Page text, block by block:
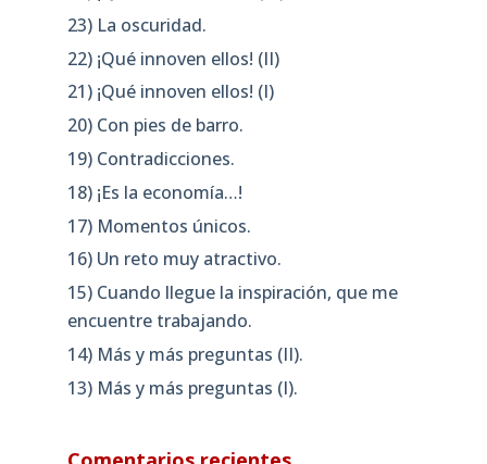
23) La oscuridad.
22) ¡Qué innoven ellos! (II)
21) ¡Qué innoven ellos! (I)
20) Con pies de barro.
19) Contradicciones.
18) ¡Es la economía…!
17) Momentos únicos.
16) Un reto muy atractivo.
15) Cuando llegue la inspiración, que me
encuentre trabajando.
14) Más y más preguntas (II).
13) Más y más preguntas (I).